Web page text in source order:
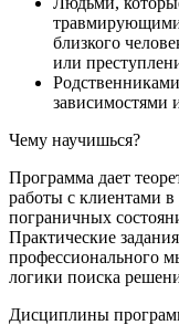
близкого
или
зависимостями
Чему научишься?
Программа дает
работы с клиентами
пограничных
Практические
профессионального
логики поиска
Дисциплины